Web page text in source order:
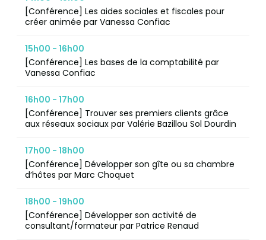
[Conférence] Les aides sociales et fiscales pour
créer animée par Vanessa Confiac
15h00 - 16h00
[Conférence] Les bases de la comptabilité par
Vanessa Confiac
16h00 - 17h00
[Conférence] Trouver ses premiers clients grâce
aux réseaux sociaux par Valérie Bazillou Sol Dourdin
17h00 - 18h00
[Conférence] Développer son gîte ou sa chambre
d’hôtes par Marc Choquet
18h00 - 19h00
[Conférence] Développer son activité de
consultant/formateur par Patrice Renaud